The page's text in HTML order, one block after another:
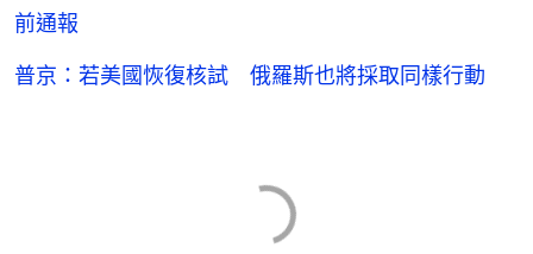
前通報
普京：若美國恢復核試 俄羅斯也將採取同樣行動